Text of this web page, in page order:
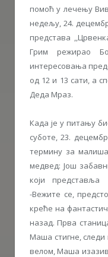
помоћ у лечењу
недељу, 24.
представа
Грим режирао
интересовања
од 12 и 13 сати, а
Деда Мраз.
Када је у питању
суботе, 23.
термину за
медвед: Још
који
-Вежите се,
креће на
назад. Прва
Маша стигне,
велом, Маша